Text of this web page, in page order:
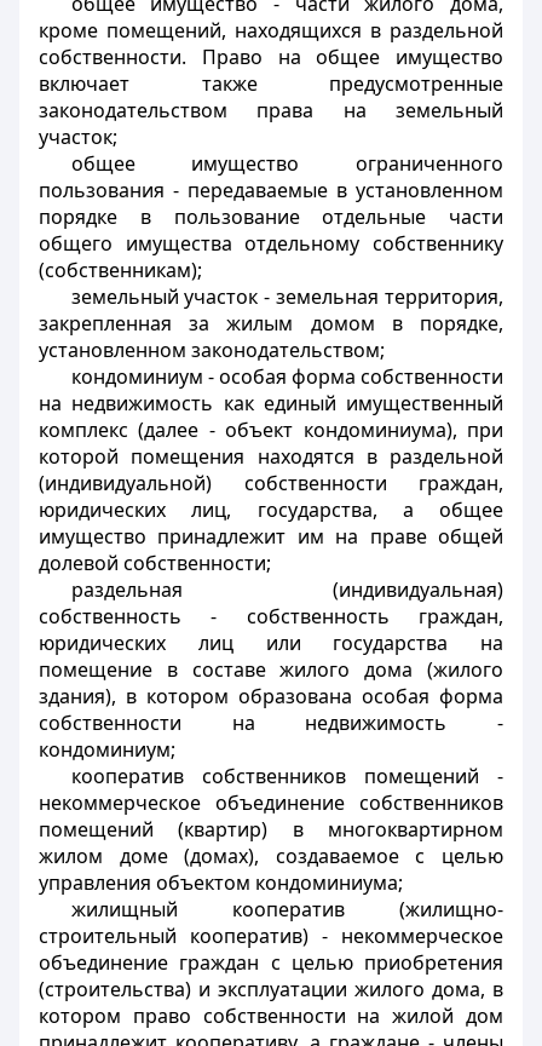
кроме помещений, находящихся в раздельной
собственности. Право на общее имущество
включает также предусмотренные
законодательством права на земельный
участок;
общее имущество ограниченного
пользования - передаваемые в установленном
порядке в пользование отдельные части
общего имущества отдельному собственнику
(собственникам);
земельный участок - земельная территория,
закрепленная за жилым домом в порядке,
установленном законодательством;
кондоминиум - особая форма собственности
на недвижимость как единый имущественный
комплекс (далее - объект кондоминиума), при
которой помещения находятся в раздельной
(индивидуальной) собственности граждан,
юридических лиц, государства, а общее
имущество принадлежит им на праве общей
долевой собственности;
раздельная (индивидуальная)
собственность - собственность граждан,
юридических лиц или государства на
помещение в составе жилого дома (жилого
здания), в котором образована особая форма
собственности на недвижимость -
кондоминиум;
кооператив собственников помещений -
некоммерческое объединение собственников
помещений (квартир) в многоквартирном
жилом доме (домах), создаваемое с целью
управления объектом кондоминиума;
жилищный кооператив (жилищно-
строительный кооператив) - некоммерческое
объединение граждан с целью приобретения
(строительства) и эксплуатации жилого дома, в
котором право собственности на жилой дом